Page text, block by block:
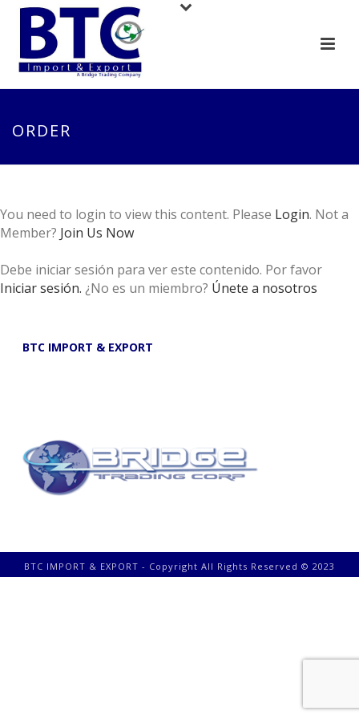
ORDER
You need to login to view this content. Please Login. Not a
Member? Join Us Now
Debe iniciar sesión para ver este contenido. Por favor
Iniciar sesión. ¿No es un miembro? Únete a nosotros
BTC IMPORT & EXPORT
BTC IMPORT & EXPORT - Copyright All Rights Reserved © 2023